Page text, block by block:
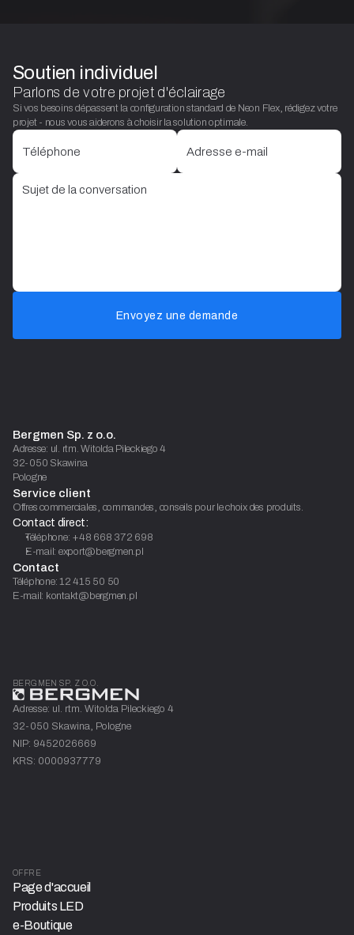
Soutien individuel
Parlons de votre projet d'éclairage
Si vos besoins dépassent la configuration standard de Neon Flex, rédigez votre
projet - nous vous aiderons à choisir la solution optimale.
Envoyez une demande
Bergmen Sp. z o.o.
Adresse: ul. rtm. Witolda Pileckiego 4
32-050 Skawina
Pologne
Service client
Offres commerciales, commandes, conseils pour le choix des produits.
Contact direct:
Téléphone: +48 668 372 698
E-mail: export@bergmen.pl
Contact
Téléphone: 12 415 50 50
E-mail: kontakt@bergmen.pl
BERGMEN SP. Z O.O.
Adresse: ul. rtm. Witolda Pileckiego 4
32-050 Skawina, Pologne
NIP: 9452026669
KRS: 0000937779
OFFRE
Page d'accueil
Produits LED
e-Boutique